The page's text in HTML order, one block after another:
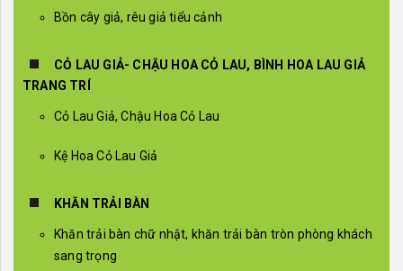
Bồn cây giả, rêu giả tiểu cảnh
CỎ LAU GIẢ- CHẬU HOA CỎ LAU, BÌNH HOA LAU GIẢ
TRANG TRÍ
Cỏ Lau Giả, Chậu Hoa Cỏ Lau
Kệ Hoa Cỏ Lau Giả
KHĂN TRẢI BÀN
Khăn trải bàn chữ nhật, khăn trải bàn tròn phòng khách
sang trọng